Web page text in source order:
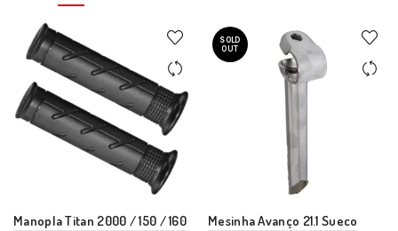
Manopla Titan 2000 / 150 / 160
SOLD
OUT
Mesinha Avanço 21.1 Sueco